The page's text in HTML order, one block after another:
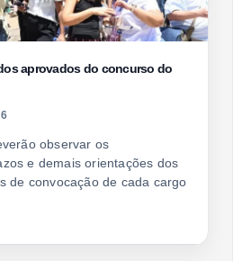
aprovados do concurso do
observar os
e demais orientações dos
de convocação de cada cargo